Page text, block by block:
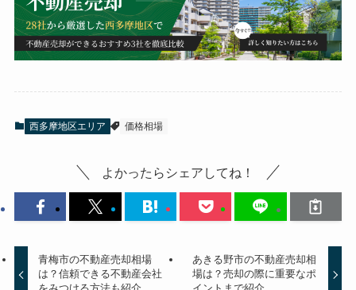
西多摩地区エリア 価格相場
よかったらシェアしてね！
青梅市の不動産売却相場
は？信頼できる不動産会社
あきる野市の不動産売却相
場は？売却の際に重要なポ